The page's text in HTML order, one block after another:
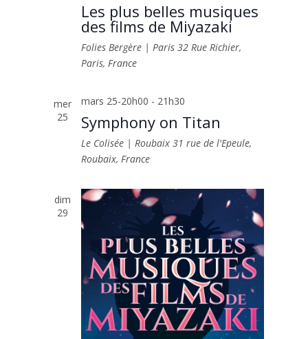
Les plus belles musiques
des films de Miyazaki
Folies Bergère | Paris32 Rue Richier,
Paris, France
mer
25
mars 25-20h00 - 21h30
Symphony on Titan
Le Colisée | Roubaix31 rue de l'Epeule,
Roubaix, France
dim
29